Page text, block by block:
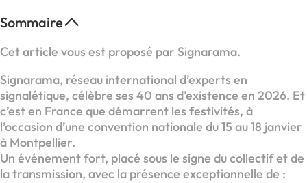
Sommaire
Cet article vous est proposé par Signarama.
Signarama, réseau international d’experts en
signalétique, célèbre ses 40 ans d’existence en 2026. Et
c’est en France que démarrent les festivités, à
l’occasion d’une convention nationale du 15 au 18 janvier
à Montpellier.
Un événement fort, placé sous le signe du collectif et de
la transmission, avec la présence exceptionnelle de :